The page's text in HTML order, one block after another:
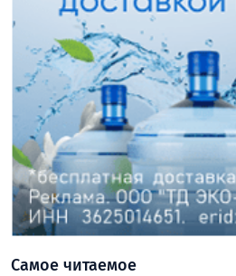
Самое читаемое